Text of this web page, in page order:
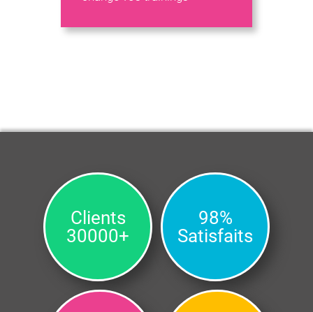
Clients
30000+
98%
Satisfaits